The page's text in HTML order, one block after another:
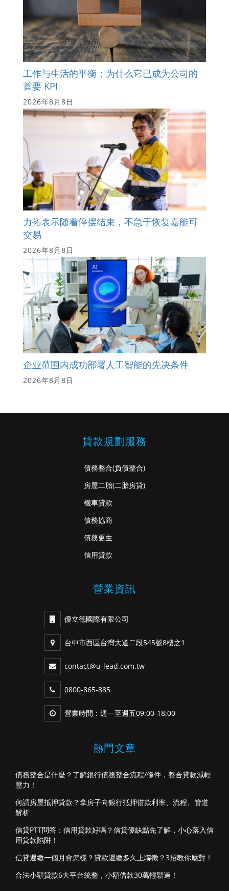
工作与生活的平衡：为什么它已成为公司的
首要 KPI
2026年8月8日
力拓表示随着停摆结束，不急于恢复嘉能可
交易
2026年8月8日
企业范围内成功部署人工智能的先决条件
2026年8月8日
貸款規劃服務
債務整合(負債整合)
房屋二胎(二胎房貸)
機車貸款
債務協商
債務更生
信用貸款
營業資訊
優立德國際有限公司
台中市西區台灣大道二段545號8樓之1
contact@u-lead.com.tw
0800-865-885
營業時間：週一至週五09:00-18:00
熱門文章
債務整合是什麼？了解銀行債務整合流程/條件，整合貸款減輕
壓力！
何謂房屋抵押貸款？拿房子向銀行抵押借款利率、流程、管道
解析
信貸PTT問答：信用貸款好嗎？信貸優缺點先了解，小心落入信
用貸款陷阱！
信貸遲繳一個月會怎樣？貸款遲繳多久上聯徵？3招教你應對！
合法小額貸款6大平台統整，小額借款30萬輕鬆過！